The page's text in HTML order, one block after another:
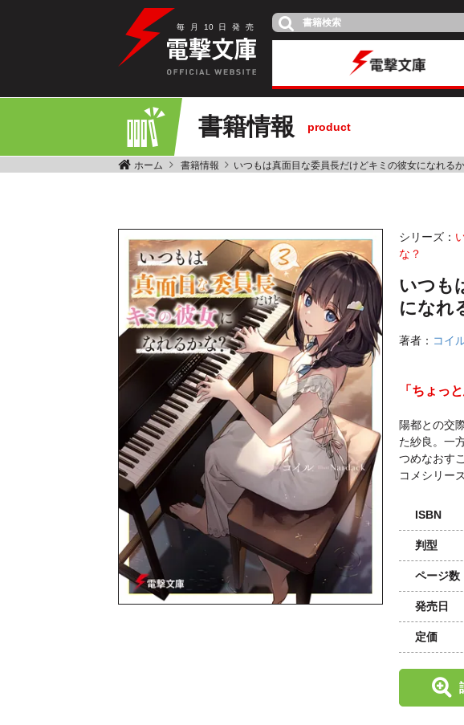
毎 月 10 日 発 売
書籍情報 product
ホーム 書籍情報 いつもは真面目な委員長だけどキミの彼女になれる
シリーズ：
な？
いつも
になれ
著者： コイ
「ちょっ
陽都との交
た紗良。一
つめなおす
コメシリー
ISBN
判型
ページ数
発売日
定価